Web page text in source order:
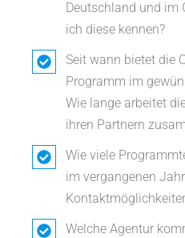
Deutschland und im
ich diese kennen?
Seit wann bietet die
Programm im
Wie lange arbeitet
ihren Partnern
Wie viele
im vergangenen
Welche Agentur